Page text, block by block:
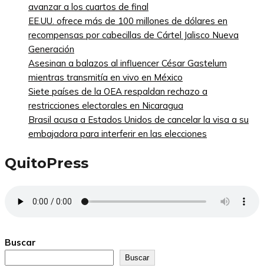
avanzar a los cuartos de final
EE.UU. ofrece más de 100 millones de dólares en
recompensas por cabecillas de Cártel Jalisco Nueva
Generación
Asesinan a balazos al influencer César Gastelum
mientras transmitía en vivo en México
Siete países de la OEA respaldan rechazo a
restricciones electorales en Nicaragua
Brasil acusa a Estados Unidos de cancelar la visa a su
embajadora para interferir en las elecciones
QuitoPress
Buscar
Buscar